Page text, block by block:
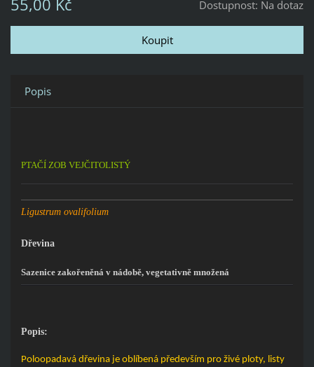
Dostupnost: Na dotaz
55,00 Kč
Popis
PTAČÍ ZOB VEJČITOLISTÝ
Ligustrum ovalifolium
Dřevina
Sazenice zakořeněná v nádobě, vegetativně množená
Popis:
Poloopadavá dřevina je oblíbená především pro živé ploty, listy